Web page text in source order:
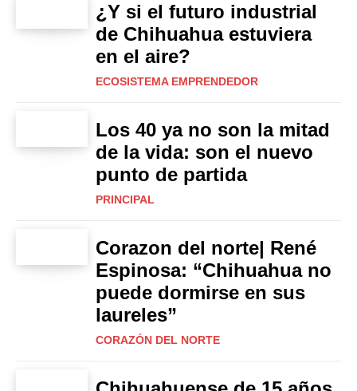
¿Y si el futuro industrial
de Chihuahua estuviera
en el aire?
ECOSISTEMA EMPRENDEDOR
Los 40 ya no son la mitad
de la vida: son el nuevo
punto de partida
PRINCIPAL
Corazon del norte| René
Espinosa: “Chihuahua no
puede dormirse en sus
laureles”
CORAZÓN DEL NORTE